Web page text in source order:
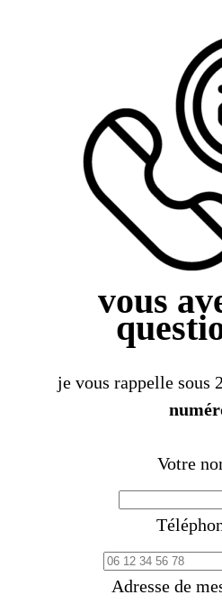
vous
je vous rappelle sous
Votre
Adresse de